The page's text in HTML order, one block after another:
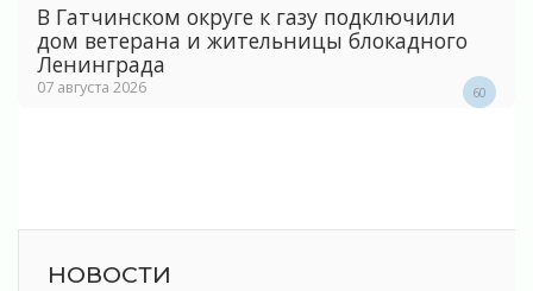
В Гатчинском округе к газу подключили
дом ветерана и жительницы блокадного
Ленинграда
07 августа 2026 60
НОВОСТИ